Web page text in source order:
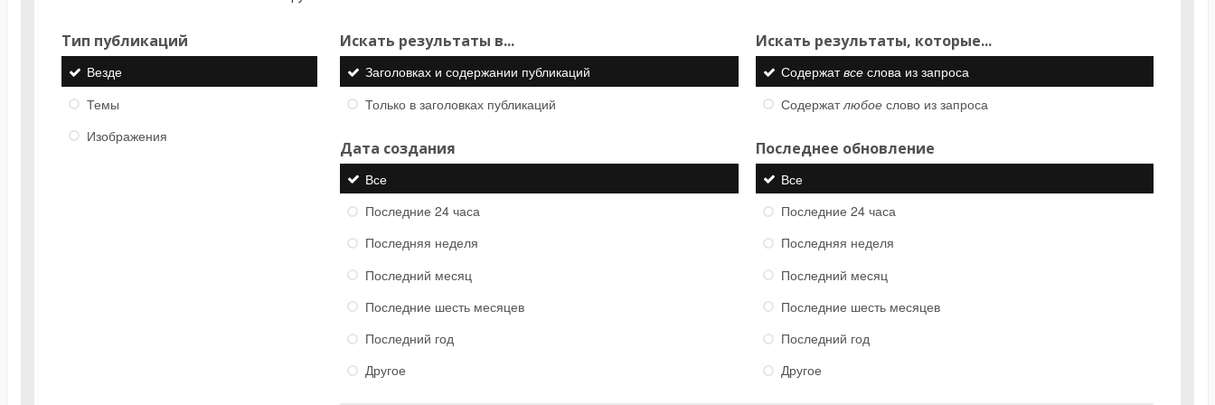
Тип публикаций
Везде
Темы
Изображения
Искать результаты в...
Заголовках и содержании публикаций
Только в заголовках публикаций
Искать результаты, которые...
Содержатвсеслова из запроса
Содержатлюбоеслово из запроса
Дата создания
Все
Последние 24 часа
Последняя неделя
Последний месяц
Последние шесть месяцев
Последний год
Другое
Последнее обновление
Все
Последние 24 часа
Последняя неделя
Последний месяц
Последние шесть месяцев
Последний год
Другое